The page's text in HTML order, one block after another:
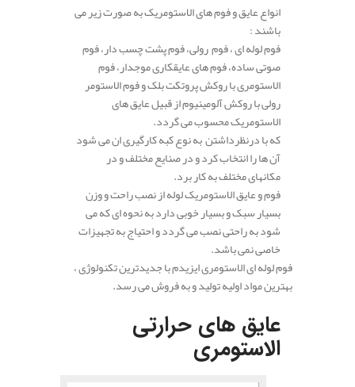
انواع عایق و فوم های الاستومریک به صورت زیر می
باشند :
فوم لوله ای ، فوم رولی، فوم پشت چسب دار، فوم
صوتی ساده، فوم های عایقکاری موجدار، فوم
الاستومری با روکش پروتکت بلک و فوم الاستومر
رولی با روکش آلومینیوم از قبیل عایق های
الاستومریک محسوب می گردد.
که با درنظرداشتن به نوع کبه کارگیری ان می شود
آن ها را انتخاب کرد و در صنایع مختلف و در
مکانهای مختلف به کار برد.
فوم و عایق الاستومریک لوله از نصب راحت و وزن
بسیار سبک و بسیار خوبی دارد به نحوه ای که می
شود به راحتی نصب می گردد و احتیاج به تجهیزات
خاصی نمی باشد.
فوم لوله ای الاستومری ایزیدم با جدیدترین تکنولوژی ،
بهترین مواد اولیه تولید و به فروش می رسد.
عایق های حرارتی
الاستومری